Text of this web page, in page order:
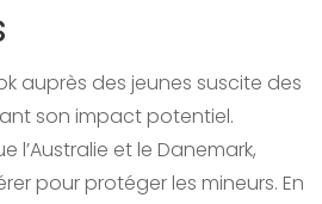
auprès des jeunes suscite des
son impact potentiel.
l’Australie et le Danemark,
pour protéger les mineurs. En